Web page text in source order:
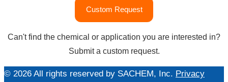
Custom Request
Can't find the chemical or application you are interested in?
Submit a custom request.
© 2026 All rights reserved by SACHEM, Inc. Privacy